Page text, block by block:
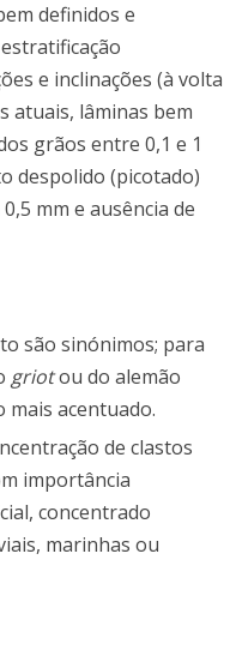
definidos e
e inclinações (à volta
atuais, lâminas bem
grãos entre 0,1 e 1
despolido (picotado)
mm e ausência de
são sinónimos; para
griotou do alemão
mais acentuado.
de clastos
importância
concentrado
marinhas ou